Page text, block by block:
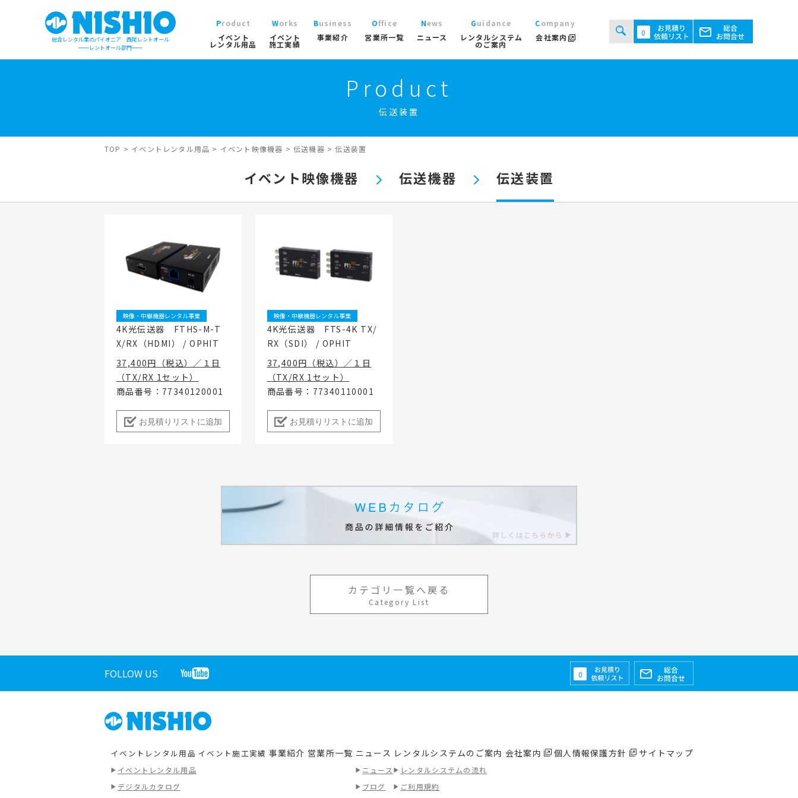
総合レンタル業のパイオニア 西尾レントオール
レントオール部門
イベント
レンタル用品
Product
イベント会場の設営／施工について
デジタルカタログ
イベント用テント
トレーラーハウス
ステージ
地面養生資材
会場設営用品
屋内イベント 展示会
撮影機材・中継機材
テーブル・チェアその他備
冷・暖房機器 発電機
遊具・模擬店用品・スポー
式典用品
イベント
施工実績
Works
事業紹介
Business
屋外イベント事業 屋内イベント事業 トレーラーハウス事業 工事用テント・テント倉庫事業
キッズ・アミューズメント事業
営業所一覧
Office
ニュース
News
レンタルシステム
のご案内
Guidance
会社案内
Company
0
検索カテゴリ 実績 商品 ニュース/ブログ
Product
伝送装置
TOP > イベントレンタル用品 > イベント映像機器 >伝送機器 >伝送装置
イベント映像機器 伝送機器 伝送装置
映像・中継機器レンタル事業
4K光伝送器 FTHS-M-T
X/RX（HDMI） / OPHIT
37,400円（税込）／１日
（TX/RX 1セット）
商品番号：77340120001
お見積りリストに追加
映像・中継機器レンタル事業
4K光伝送器 FTS-4K TX/
RX（SDI） / OPHIT
37,400円（税込）／１日
（TX/RX 1セット）
商品番号：77340110001
お見積りリストに追加
カテゴリ一覧へ戻る
Category List
FOLLOW US 0
イベントレンタル用品
イベントレンタル用品
デジタルカタログ
イベント施工実績 事業紹介 営業所一覧 ニュース
ニュース
ブログ
レンタルシステムのご案内
レンタルシステムの流れ
ご利用規約
会社案内 個人情報保護方針 サイトマップ